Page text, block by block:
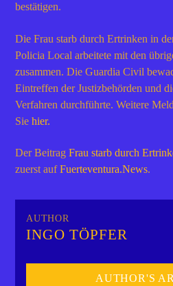
bestätigen.
Die Frau starb durch Ertrinken in
Policia Local arbeitete mit den
zusammen. Die Guardia Civil
Eintreffen der Justizbehörden und
Verfahren durchführte. Weitere
Siehier.
Der BeitragFrau starb durch
zuerst aufFuerteventura.News.
AUTHOR
INGO TÖPFER
AUTHOR'S